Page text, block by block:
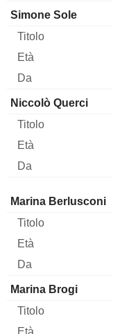
Simone Sole
Niccolò Querci
Amministratore Titolo
Marina Berlusconi
Marina Brogi